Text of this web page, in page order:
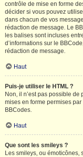
contrôle de mise en forme
décider si vous pouvez
dans chacun de vos
rédaction de message. Le
les balises sont incluses
d’informations sur le
rédaction de message.
Haut
Puis-je utiliser le HTML ?
Non, il n’est pas possible
mises en forme permises
BBCodes.
Haut
Que sont les smileys ?
Les smileys, ou